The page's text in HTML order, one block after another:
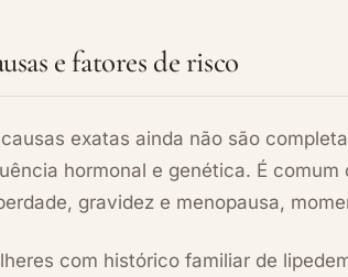
e fatores de risco
exatas ainda não são
hormonal e genética. É
gravidez e menopausa,
com histórico familiar de